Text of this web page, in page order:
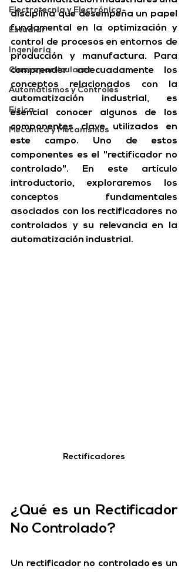
Electrotecnia y Electrónica
Estudiar
Ingeniería
Clases particulares
Automatismos y Controles
Física
Mecánica y Mecanismos
disciplina que desempeña un papel
fundamental en la optimización y
control de procesos en entornos de
producción y manufactura. Para
comprender adecuadamente los
conceptos relacionados con la
automatización industrial, es
esencial conocer algunos de los
componentes clave utilizados en
este campo. Uno de estos
componentes es el "rectificador no
controlado". En este artículo
introductorio, exploraremos los
conceptos fundamentales
asociados con los rectificadores no
controlados y su relevancia en la
automatización industrial.
Rectificadores
¿Qué es un Rectificador
No Controlado?
Un rectificador no controlado es un